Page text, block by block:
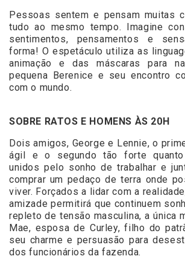
Pessoas sentem e pensam muitas
tudo ao mesmo tempo. Imagine
sentimentos, pensamentos e
forma! O espetáculo utiliza as
animação e das máscaras para
pequena Berenice e seu encontro
com o mundo.
SOBRE RATOS E HOMENS ÀS 20H
Dois amigos, George e Lennie, o
ágil e o segundo tão forte quanto
unidos pelo sonho de trabalhar e
comprar um pedaço de terra onde
viver. Forçados a lidar com a
amizade permitirá que continuem
repleto de tensão masculina, a única
Mae, esposa de Curley, filho do
seu charme e persuasão para
dos funcionários da fazenda.